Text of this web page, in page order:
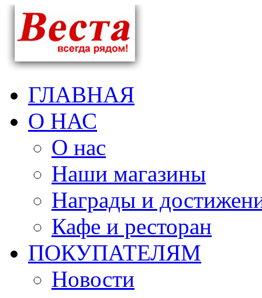
ГЛАВНАЯ
О НАС
О нас
Наши магазины
Награды и
Кафе и ресторан
ПОКУПАТЕЛЯМ
Новости